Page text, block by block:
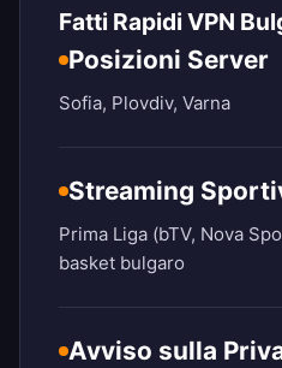
Fatti Rapidi VPN
Posizioni Server
Sofia, Plovdiv, Varna
Streaming
Prima Liga (bTV, Nova
basket bulgaro
Avviso sulla